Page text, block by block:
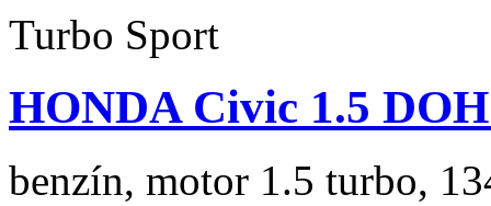
HONDA Civic 1.5
benzín, motor 1.5 turbo,